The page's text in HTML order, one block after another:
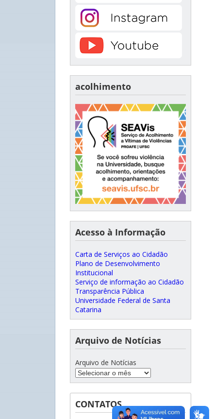
acolhimento
Acesso à Informação
Carta de Serviços ao Cidadão
Plano de Desenvolvimento
Institucional
Serviço de informação ao Cidadão
Transparência Pública
Universidade Federal de Santa
Catarina
Arquivo de Notícias
Arquivo de Notícias
CONTATOS